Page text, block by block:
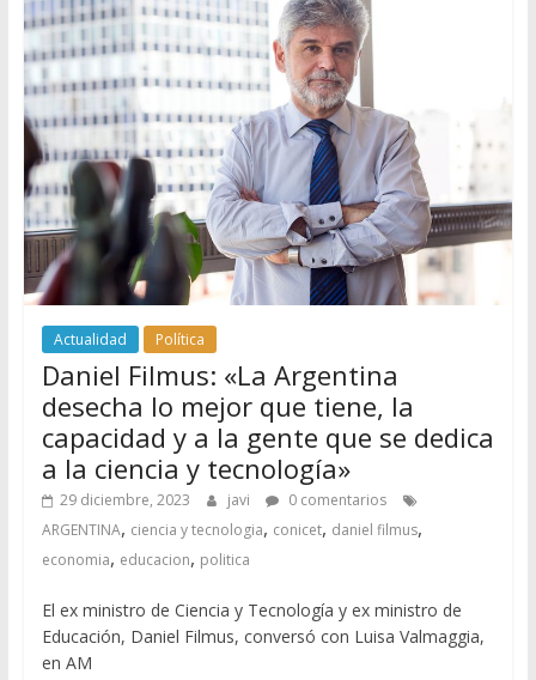
Actualidad Política
Daniel Filmus: «La Argentina
desecha lo mejor que tiene, la
capacidad y a la gente que se dedica
a la ciencia y tecnología»
29 diciembre, 2023 javi
0 comentarios
ARGENTINA, ciencia y tecnologia, conicet, daniel filmus,
economia, educacion, politica
El ex ministro de Ciencia y Tecnología y ex ministro de
Educación, Daniel Filmus, conversó con Luisa Valmaggia,
en AM